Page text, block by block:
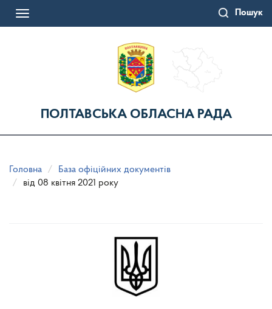
Пошук
Toggle
ПОЛТАВСЬКА ОБЛАСНА РАДА
Головна
База офіційних документів
від 08 квітня 2021 року